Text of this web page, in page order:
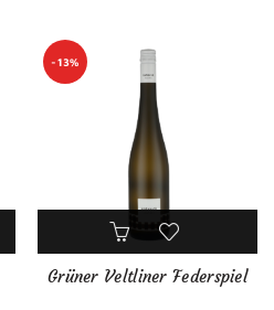
-13%
Grüner Veltliner Federspiel